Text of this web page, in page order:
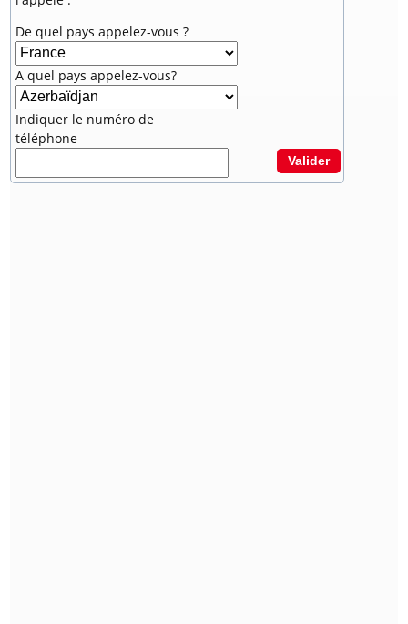
De quel pays appelez-vous ?
A quel pays appelez-vous?
Indiquer le numéro de
téléphone
Valider